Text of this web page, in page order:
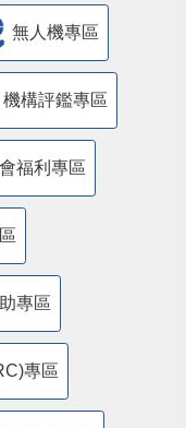
無人機專區
機構評鑑專區
福利專區
專區
專區